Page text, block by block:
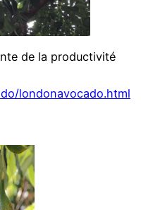
de la productivité
londonavocado.html